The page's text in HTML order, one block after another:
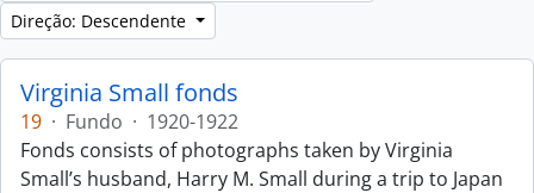
Direção: Descendente
Virginia Small fonds
19 · Fundo · 1920-1922
Fonds consists of photographs taken by Virginia
Small’s husband, Harry M. Small during a trip to Japan